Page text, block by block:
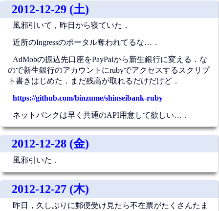
2012-12-29 (土)
風邪引いて，昨日から寝ていた．
近所のIngressのポータル奪われてるな…．
AdMobの振込先口座をPayPalから新生銀行に変える．な
ので新生銀行のアカウントにrubyでアクセスするスクリプ
ト書きはじめた．まだ残高が取れるだけだけど．
https://github.com/binzume/shinseibank-ruby
ネットバンクは早く共通のAPI用意して欲しい…．
2012-12-28 (金)
風邪引いた．
2012-12-27 (木)
昨日，久しぶりに郵便受け見たら不在票がたくさんたま